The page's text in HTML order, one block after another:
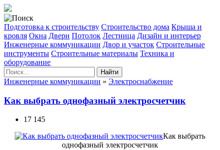
Подготовка к строительству Строительство дома Крыша и
кровля Окна Двери Потолок Лестница Дизайн и интерьер
Инженерные коммуникации Двор и участок Строительные
инструменты Строительные материалы Техника и
оборудование
Найти
Инженерные коммуникации » Электроснабжение
Как выбрать однофазный электросчетчик
17 145
Как выбрать
однофазный электросчетчик